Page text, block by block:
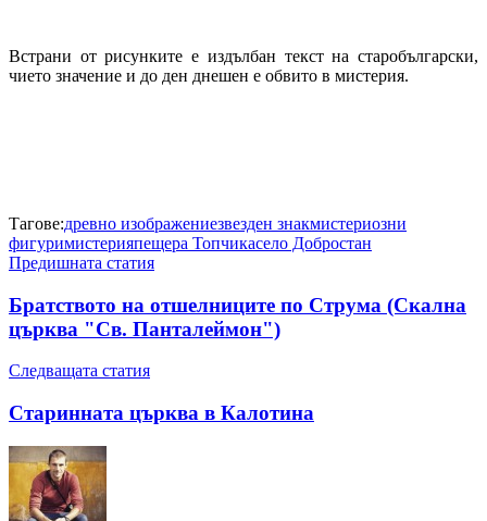
Встрани от рисунките е издълбан текст на старобългарски,
чието значение и до ден днешен е обвито в мистерия.
Тагове:древно изображениезвезден знакмистериозни
фигуримистерияпещера Топчикасело Добростан
Предишната статия
Братството на отшелниците по Струма (Скална
църква "Св. Панталеймон")
Следващата статия
Старинната църква в Калотина